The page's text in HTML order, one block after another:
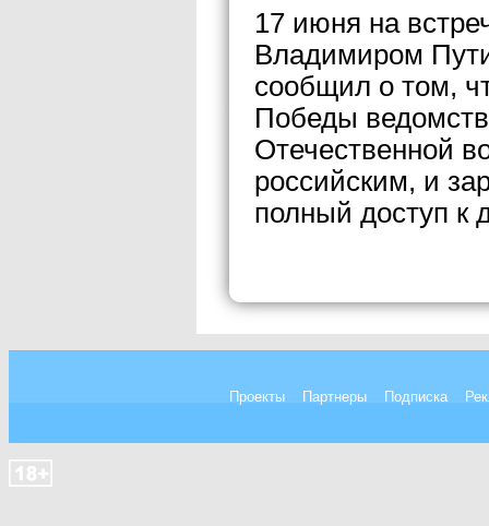
17 июня на
Владимиром
сообщил о том,
Победы
Отечественной
российским, и
полный доступ к
Проекты Партнеры Подписка